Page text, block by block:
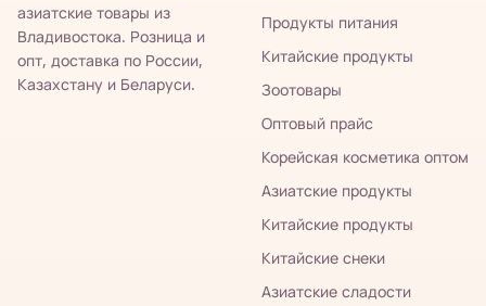
азиатские товары из
Владивостока. Розница и
опт, доставка по России,
Казахстану и Беларуси.
Продукты питания
Китайские продукты
Зоотовары
Оптовый прайс
Корейская косметика оптом
Азиатские продукты
Китайские продукты
Китайские снеки
Азиатские сладости